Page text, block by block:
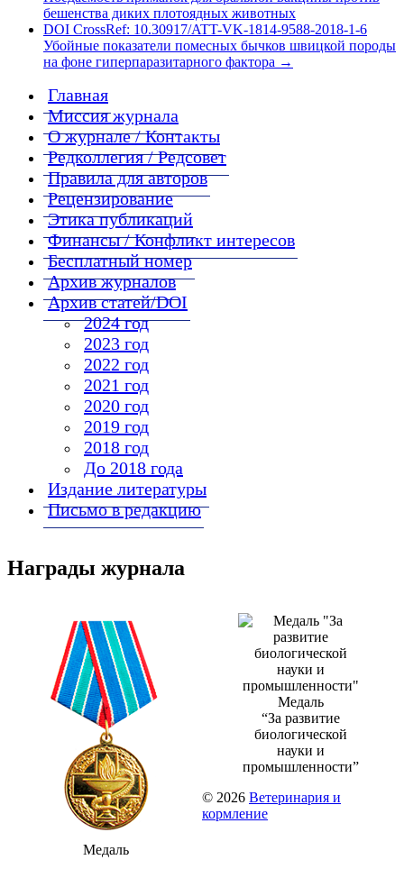
бешенства диких плотоядных животных
DOI CrossRef: 10.30917/ATT-VK-1814-9588-2018-1-6
Убойные показатели помесных бычков швицкой породы
на фоне гиперпаразитарного фактора →
Главная
Миссия журнала
О журнале / Контакты
Редколлегия / Редсовет
Правила для авторов
Рецензирование
Этика публикаций
Финансы / Конфликт интересов
Бесплатный номер
Архив журналов
Архив статей/DOI
2024 год
2023 год
2022 год
2021 год
2020 год
2019 год
2018 год
До 2018 года
Издание литературы
Письмо в редакцию
Награды журнала
Медаль
Медаль
“За развитие
биологической
науки и
промышленности”
© 2026 Ветеринария и
кормление